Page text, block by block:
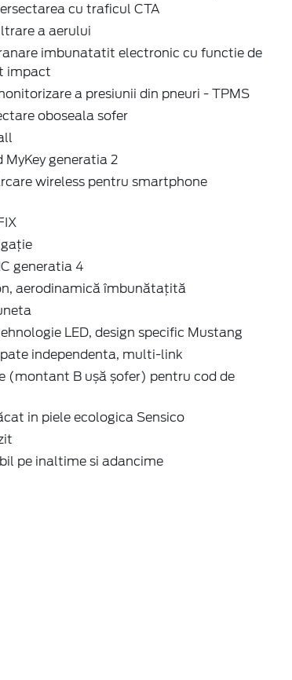
cu traficul CTA
a aerului
imbunatatit electronic cu functie de
impact
a presiunii din pneuri - TPMS
oboseala sofer
MyKey generatia 2
wireless pentru smartphone
generatia 4
aerodinamică îmbunătațită
LED, design specific Mustang
independenta, multi-link
(montant B ușă șofer) pentru cod de
in piele ecologica Sensico
pe inaltime si adancime